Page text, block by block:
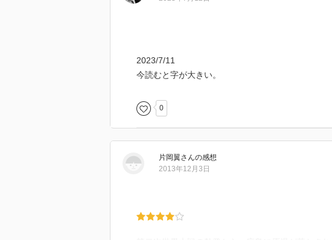
2023/7/11
今読むと字が大きい。
0
片岡翼さんの感想
2013年12月3日